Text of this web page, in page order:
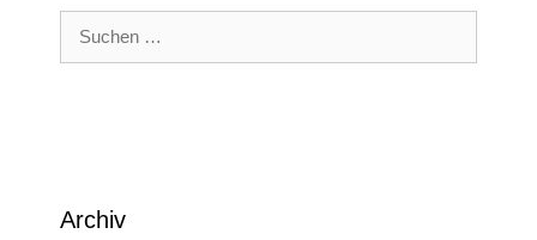
Suchen
nach:
Archiv